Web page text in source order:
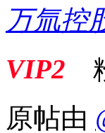
万氚控
VIP2
原帖由